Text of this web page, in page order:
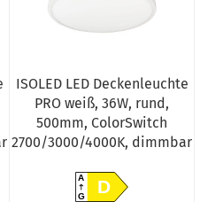
ISOLED LED Deckenleuchte
PRO weiß, 36W, rund,
500mm, ColorSwitch
2700/3000/4000K, dimmbar
A
GD